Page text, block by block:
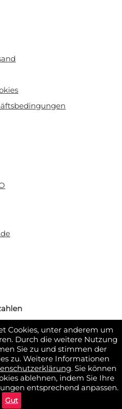
Cookies, unter anderem um
Durch die weitere Nutzung
Sie zu und stimmen der
zu. Weitere Informationen
. Sie können
ablehnen, indem Sie Ihre
entsprechend anpassen.
Gut